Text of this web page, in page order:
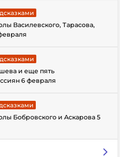
Василевского, Тарасова,
и еще пять
6 февраля
Бобровского и Аскарова 5